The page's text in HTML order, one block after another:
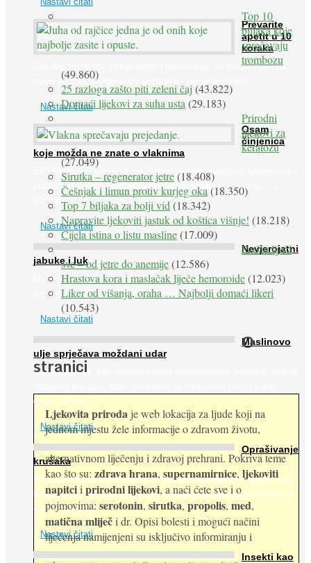
Prevarite
apetit u 10
koraka
Želudac teško trpi stroge dijete i gladovanje, no srećom po nas
može ga se lako zavarati. Nezdravu i pretjeranu želju ...
Nastavi čitati
Osam
činjenica
koje možda ne znate o vlaknima
Evo zašto su vlakna važna i zašto nas bombardiraju reklamama i
pakiranjima u kojima obećavaju najviši postotak vlakana ... 1.
Vlakna ...
Nastavi čitati
Nevjerojatni
jabuke i luk
Muče li vas tegobe vezane uz srce, oči i živce, od kojih pati
većina dijabetičara u kasnijem stadiju bolesti, jabuke ...
Nastavi čitati
Maslinovo
ulje sprječava moždani udar
Maslinovo ulje, kao osnova zdrave mediteranske prehrane, već je
dalje. Njihovo ...
Nastavi čitati
Oprašivanje
krušaka
Pri podizanju nasada kruške zanemaruje se problem oprašivanja
kukcima jer vlada uvjerenje da će krušku oprašiti pčele medarice
(Apis mellifera). ...
Nastavi čitati
Insekti kao
Top 10
biljaka koje
sprečavaju
trombozu
(49.860)
25 razloga zašto piti zeleni čaj(43.822)
Domaći lijekovi za suha usta (29.183)
Prirodni
lijekovi za
keratozu
(27.049)
Sirutka – regenerator jetre(18.408)
Češnjak i limun protiv kurjeg oka (18.350)
Top 7 biljaka za bolji vid (18.342)
Napravite ljekoviti jastuk od koštica višnje! (18.218)
Cijela istina o listu masline(17.009)
Peršin liječi
sve – od jetre do anemije(12.586)
Hrastova kora i maslačak liječe hemoroide(12.023)
Liker od višanja, oraha … Najbolji domaći likeri
(10.543)
O
stranici
Ljekovita priroda je web lokacija za ljude koji na
jednom mjestu žele informacije o zdravom životu,
alternativnom liječenju i zdravoj prehrani. Pokriva teme
kao što su: zdrava hrana, supernamirnice, ljekoviti
napitciiprirodni lijekovi, a naći ćete sve i o
pojmovima: serotonin, sirutka, propolis, med,
matična mliječi dr. Opisi bolesti i mogući načini
liječenja namijenjeni su isključivo informiranju i